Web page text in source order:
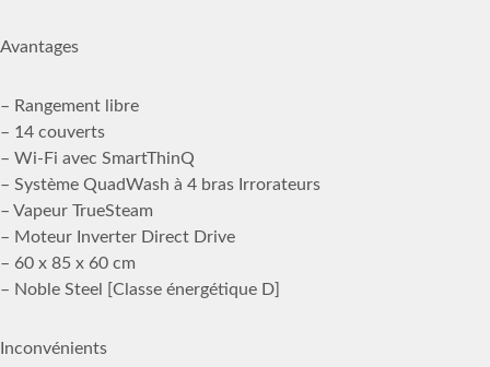
Avantages
– Rangement libre
– 14 couverts
– Wi-Fi avec SmartThinQ
– Système QuadWash à 4 bras Irrorateurs
– Vapeur TrueSteam
– Moteur Inverter Direct Drive
– 60 x 85 x 60 cm
– Noble Steel [Classe énergétique D]
Inconvénients